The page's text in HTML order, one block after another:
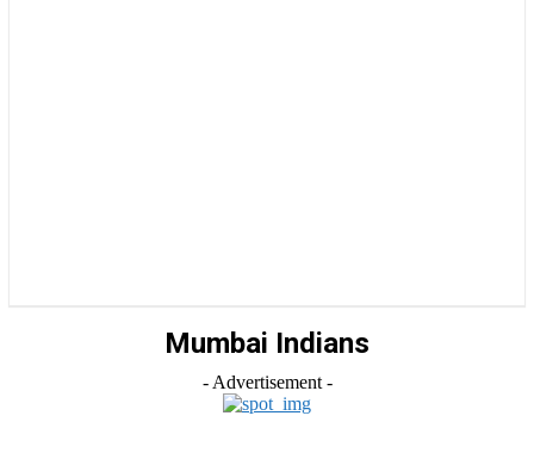
Mumbai Indians
- Advertisement -